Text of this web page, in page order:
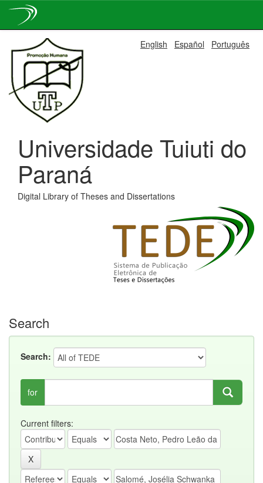
navigation
English Español Português
Universidade Tuiuti do
Paraná
Digital Library of Theses and Dissertations
Search
Search:
for
Current filters: